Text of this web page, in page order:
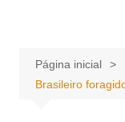
conteúdoPágina inicial
Brasileiro